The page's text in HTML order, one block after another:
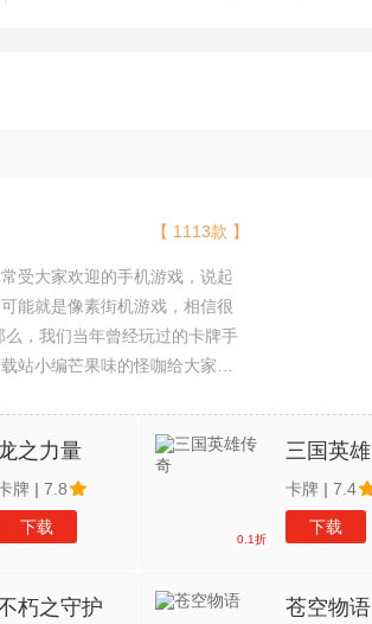
受大家欢迎的手机游戏，说起
能就是像素街机游戏，相信很
，我们当年曾经玩过的卡牌手
站小编芒果味的怪咖给大家搜
【 1113款 】
之力量
牌 | 7.8
下载
0.1折
卡牌 | 7.4
下载
朽之守护 苍空物语